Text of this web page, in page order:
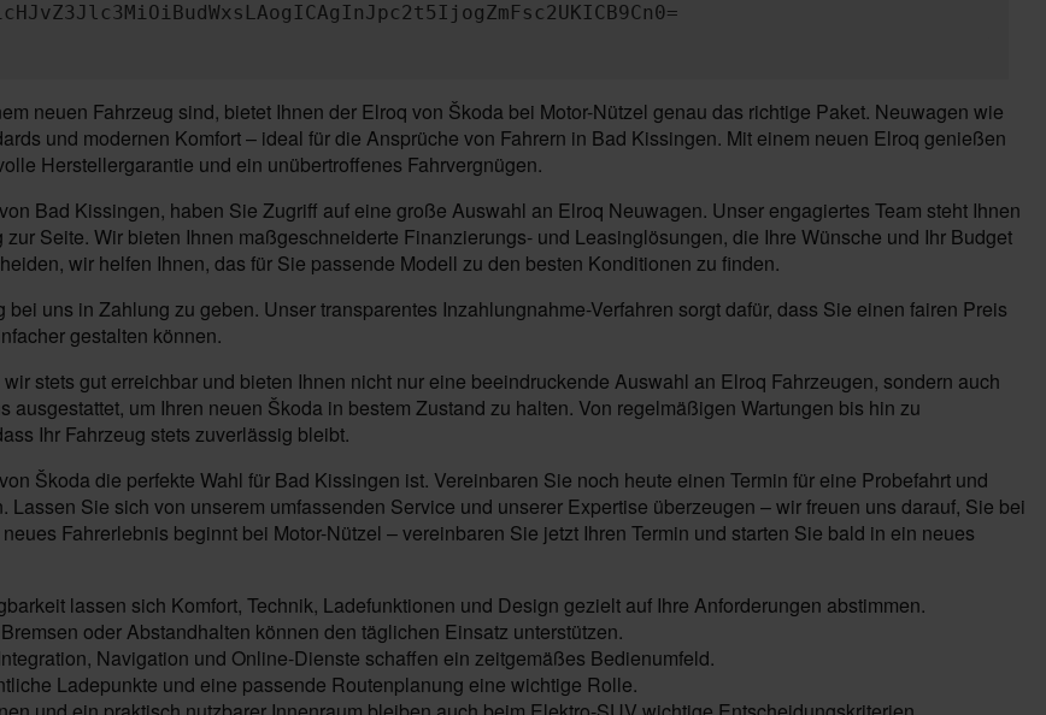
neuen Fahrzeug sind, bietet Ihnen der Elroq von Škoda bei Motor-Nützel genau das richtige Paket. Neuwagen wie
und modernen Komfort – ideal für die Ansprüche von Fahrern in Bad Kissingen. Mit einem neuen Elroq genießen
Herstellergarantie und ein unübertroffenes Fahrvergnügen.
Bad Kissingen, haben Sie Zugriff auf eine große Auswahl an Elroq Neuwagen. Unser engagiertes Team steht Ihnen
Seite. Wir bieten Ihnen maßgeschneiderte Finanzierungs- und Leasinglösungen, die Ihre Wünsche und Ihr Budget
wir helfen Ihnen, das für Sie passende Modell zu den besten Konditionen zu finden.
uns in Zahlung zu geben. Unser transparentes Inzahlungnahme-Verfahren sorgt dafür, dass Sie einen fairen Preis
gestalten können.
stets gut erreichbar und bieten Ihnen nicht nur eine beeindruckende Auswahl an Elroq Fahrzeugen, sondern auch
um Ihren neuen Škoda in bestem Zustand zu halten. Von regelmäßigen Wartungen bis hin zu
Ihr Fahrzeug stets zuverlässig bleibt.
Škoda die perfekte Wahl für Bad Kissingen ist. Vereinbaren Sie noch heute einen Termin für eine Probefahrt und
Sie sich von unserem umfassenden Service und unserer Expertise überzeugen – wir freuen uns darauf, Sie bei
Fahrerlebnis beginnt bei Motor-Nützel – vereinbaren Sie jetzt Ihren Termin und starten Sie bald in ein neues
lassen sich Komfort, Technik, Ladefunktionen und Design gezielt auf Ihre Anforderungen abstimmen.
oder Abstandhalten können den täglichen Einsatz unterstützen.
Navigation und Online-Dienste schaffen ein zeitgemäßes Bedienumfeld.
Ladepunkte und eine passende Routenplanung eine wichtige Rolle.